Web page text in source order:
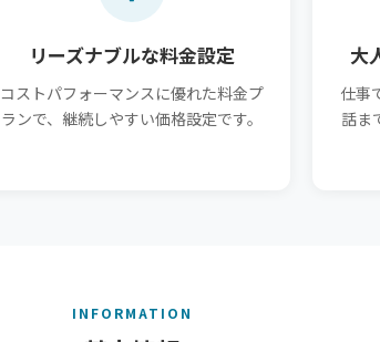
リーズナブルな料金設定
コストパフォーマンスに優れた料金プ
ランで、継続しやすい価格設定です。
大
仕事
話ま
INFORMATION